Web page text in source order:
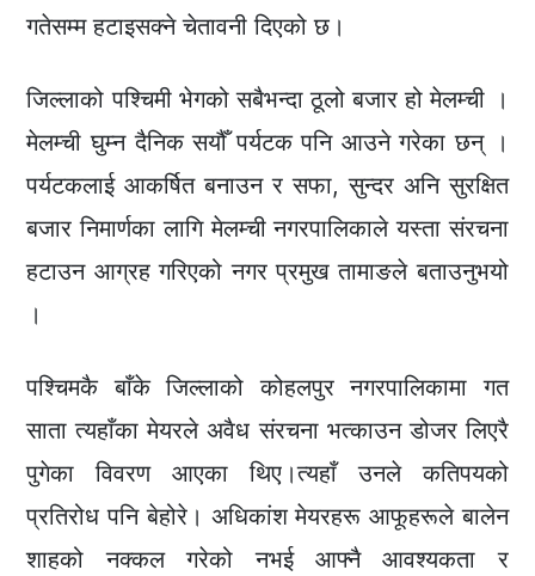
गतेसम्म हटाइसक्ने चेतावनी दिएको छ।
जिल्लाको पश्चिमी भेगको सबैभन्दा ठूलो बजार हो मेलम्ची ।
मेलम्ची घुम्न दैनिक सयौँ पर्यटक पनि आउने गरेका छन् ।
पर्यटकलाई आकर्षित बनाउन र सफा, सुन्दर अनि सुरक्षित
बजार निमार्णका लागि मेलम्ची नगरपालिकाले यस्ता संरचना
हटाउन आग्रह गरिएको नगर प्रमुख तामाङले बताउनुभयो
।
पश्चिमकै बाँके जिल्लाको कोहलपुर नगरपालिकामा गत
साता त्यहाँका मेयरले अवैध संरचना भत्काउन डोजर लिएरै
पुगेका विवरण आएका थिए।त्यहाँ उनले कतिपयको
प्रतिरोध पनि बेहोरे। अधिकांश मेयरहरू आफूहरूले बालेन
शाहको नक्कल गरेको नभई आफ्नै आवश्यकता र